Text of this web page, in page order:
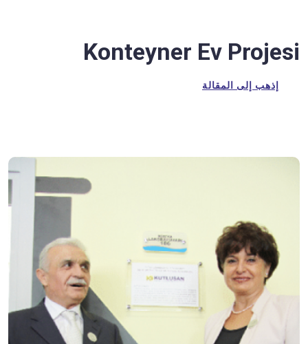
Konteyner Ev Projesi
إذهب إلى المقالة